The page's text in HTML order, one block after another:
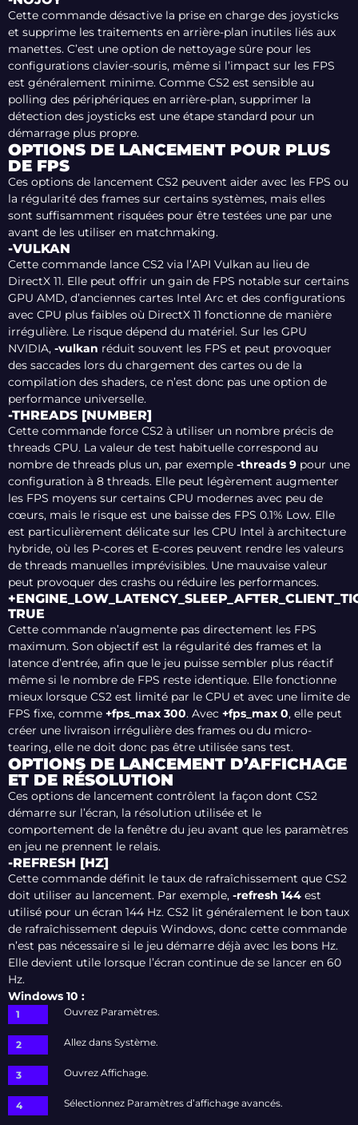
Cette commande désactive la prise en charge des joysticks
et supprime les traitements en arrière-plan inutiles liés aux
manettes. C’est une option de nettoyage sûre pour les
configurations clavier-souris, même si l’impact sur les FPS
est généralement minime. Comme CS2 est sensible au
polling des périphériques en arrière-plan, supprimer la
détection des joysticks est une étape standard pour un
démarrage plus propre.
OPTIONS DE LANCEMENT POUR PLUS
DE FPS
Ces options de lancement CS2 peuvent aider avec les FPS ou
la régularité des frames sur certains systèmes, mais elles
sont suffisamment risquées pour être testées une par une
avant de les utiliser en matchmaking.
-VULKAN
Cette commande lance CS2 via l’API Vulkan au lieu de
DirectX 11. Elle peut offrir un gain de FPS notable sur certains
GPU AMD, d’anciennes cartes Intel Arc et des configurations
avec CPU plus faibles où DirectX 11 fonctionne de manière
irrégulière. Le risque dépend du matériel. Sur les GPU
NVIDIA, -vulkan réduit souvent les FPS et peut provoquer
des saccades lors du chargement des cartes ou de la
compilation des shaders, ce n’est donc pas une option de
performance universelle.
-THREADS [NUMBER]
Cette commande force CS2 à utiliser un nombre précis de
threads CPU. La valeur de test habituelle correspond au
nombre de threads plus un, par exemple -threads 9 pour une
configuration à 8 threads. Elle peut légèrement augmenter
les FPS moyens sur certains CPU modernes avec peu de
cœurs, mais le risque est une baisse des FPS 0.1% Low. Elle
est particulièrement délicate sur les CPU Intel à architecture
hybride, où les P-cores et E-cores peuvent rendre les valeurs
de threads manuelles imprévisibles. Une mauvaise valeur
peut provoquer des crashs ou réduire les performances.
TRUE
Cette commande n’augmente pas directement les FPS
maximum. Son objectif est la régularité des frames et la
latence d’entrée, afin que le jeu puisse sembler plus réactif
même si le nombre de FPS reste identique. Elle fonctionne
mieux lorsque CS2 est limité par le CPU et avec une limite de
FPS fixe, comme +fps_max 300. Avec +fps_max 0, elle peut
créer une livraison irrégulière des frames ou du micro-
tearing, elle ne doit donc pas être utilisée sans test.
OPTIONS DE LANCEMENT D’AFFICHAGE
ET DE RÉSOLUTION
Ces options de lancement contrôlent la façon dont CS2
démarre sur l’écran, la résolution utilisée et le
comportement de la fenêtre du jeu avant que les paramètres
en jeu ne prennent le relais.
-REFRESH [HZ]
Cette commande définit le taux de rafraîchissement que CS2
doit utiliser au lancement. Par exemple, -refresh 144 est
utilisé pour un écran 144 Hz. CS2 lit généralement le bon taux
de rafraîchissement depuis Windows, donc cette commande
n’est pas nécessaire si le jeu démarre déjà avec les bons Hz.
Elle devient utile lorsque l’écran continue de se lancer en 60
Hz.
Windows 10 :
Ouvrez Paramètres.
Allez dans Système.
Ouvrez Affichage.
Sélectionnez Paramètres d’affichage avancés.